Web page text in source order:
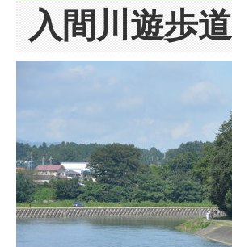
入間川遊歩道